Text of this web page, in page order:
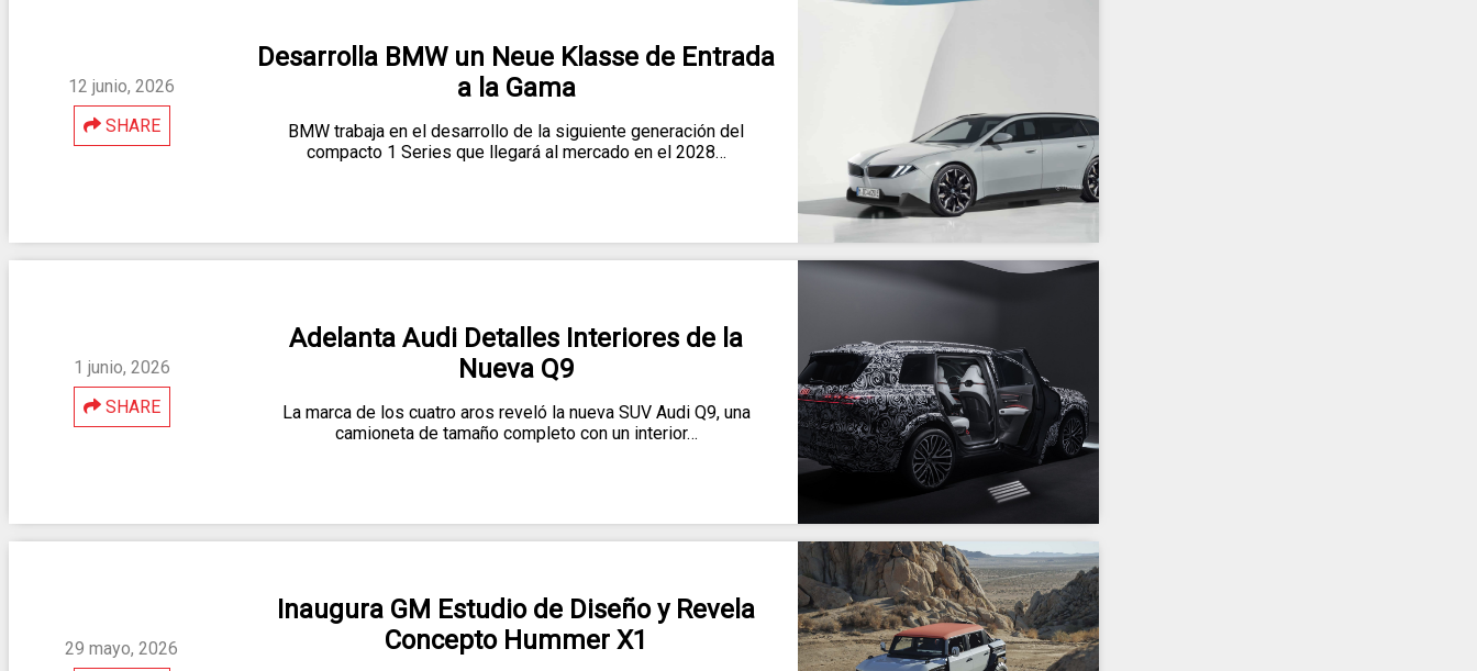
12 junio, 2026
SHARE
Desarrolla BMW un Neue Klasse de Entrada
a la Gama
BMW trabaja en el desarrollo de la siguiente generación del
compacto 1 Series que llegará al mercado en el 2028…
1 junio, 2026
SHARE
Adelanta Audi Detalles Interiores de la
Nueva Q9
La marca de los cuatro aros reveló la nueva SUV Audi Q9, una
camioneta de tamaño completo con un interior…
29 mayo, 2026
Inaugura GM Estudio de Diseño y Revela
Concepto Hummer X1